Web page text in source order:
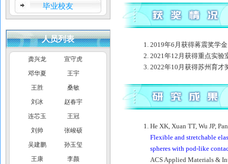
毕业校友
人员列表
龚兴龙
宣守虎
邓华夏
王宇
王胜
桑敏
刘冰
赵春宇
连芯玉
王冠
刘帅
张峻硕
吴建鹏
孙玉玺
王康
李颜
2019年6月获得蒋震奖学金
2021年12月获得重点实验
2022年10月获得苏州育才
He XK, Xuan TT, Wu JP,
Flexible and stretchable
spheres with pod-like
ACS Applied Materials &